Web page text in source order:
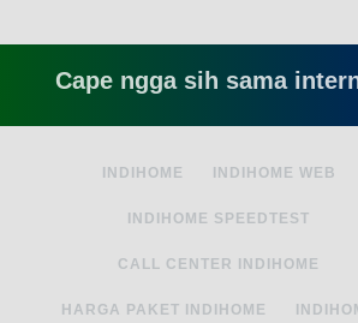
Cape ngga sih sama internet
INDIHOME INDIHOME WEB
INDIHOME SPEEDTEST
CALL CENTER INDIHOME
HARGA PAKET INDIHOME